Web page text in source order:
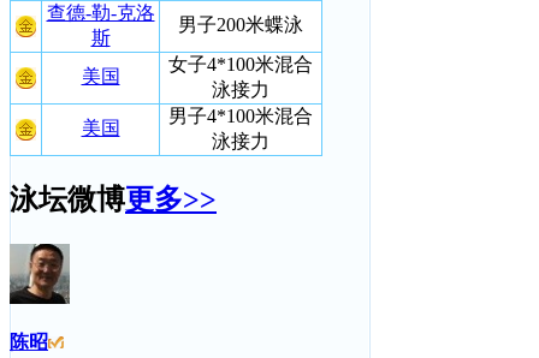
查德-勒-克洛
斯
男子200米蝶泳
美国
女子4*100米混合
泳接力
美国
男子4*100米混合
泳接力
泳坛微博更多>>
陈昭